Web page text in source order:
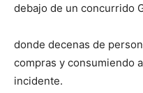
debajo de un concurrido
donde decenas de
compras y consumiendo
incidente.